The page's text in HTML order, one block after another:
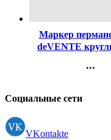
Маркер
deVENTE
...
Регистрация
Социальные сети
VKontakte